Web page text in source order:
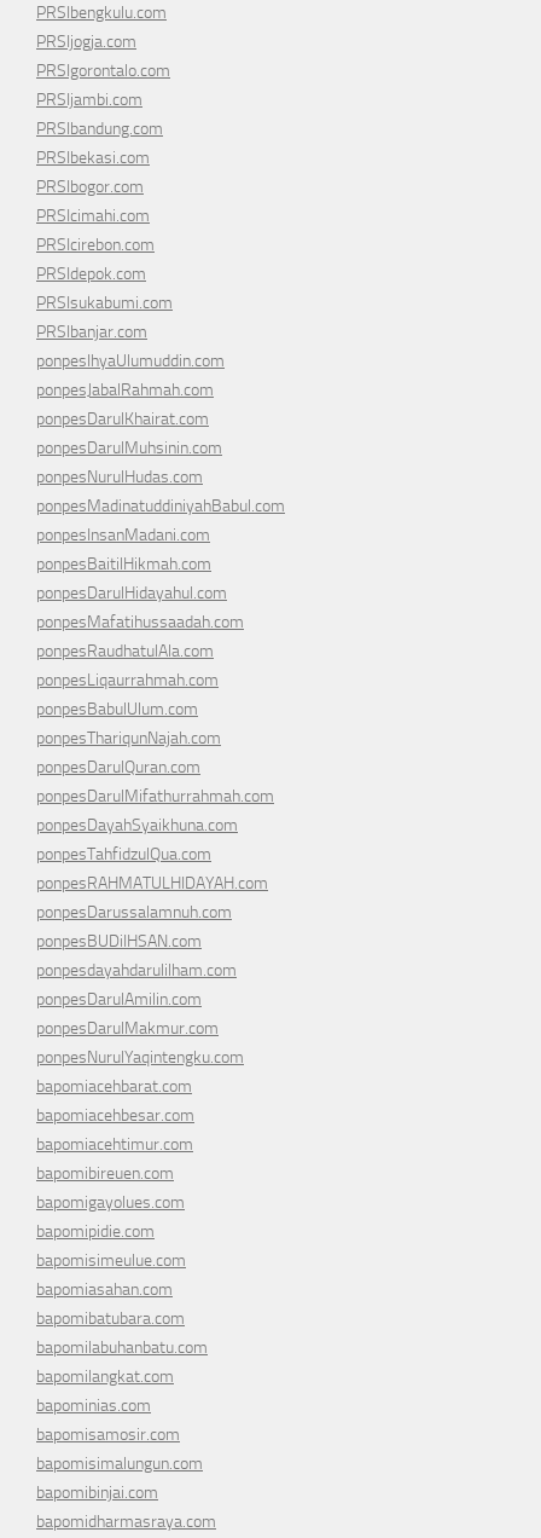
PRSIbengkulu.com
PRSIjogja.com
PRSIgorontalo.com
PRSIjambi.com
PRSIbandung.com
PRSIbekasi.com
PRSIbogor.com
PRSIcimahi.com
PRSIcirebon.com
PRSIdepok.com
PRSIsukabumi.com
PRSIbanjar.com
ponpesIhyaUlumuddin.com
ponpesJabalRahmah.com
ponpesDarulKhairat.com
ponpesDarulMuhsinin.com
ponpesNurulHudas.com
ponpesMadinatuddiniyahBabul.com
ponpesInsanMadani.com
ponpesBaitilHikmah.com
ponpesDarulHidayahul.com
ponpesMafatihussaadah.com
ponpesRaudhatulAla.com
ponpesLiqaurrahmah.com
ponpesBabulUlum.com
ponpesThariqunNajah.com
ponpesDarulQuran.com
ponpesDarulMifathurrahmah.com
ponpesDayahSyaikhuna.com
ponpesTahfidzulQua.com
ponpesRAHMATULHIDAYAH.com
ponpesDarussalamnuh.com
ponpesBUDiIHSAN.com
ponpesdayahdarulilham.com
ponpesDarulAmilin.com
ponpesDarulMakmur.com
ponpesNurulYaqintengku.com
bapomiacehbarat.com
bapomiacehbesar.com
bapomiacehtimur.com
bapomibireuen.com
bapomigayolues.com
bapomipidie.com
bapomisimeulue.com
bapomiasahan.com
bapomibatubara.com
bapomilabuhanbatu.com
bapomilangkat.com
bapominias.com
bapomisamosir.com
bapomisimalungun.com
bapomibinjai.com
bapomidharmasraya.com